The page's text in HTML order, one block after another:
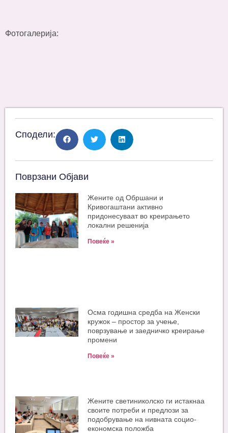
Фотогалерија:
Сподели:
Поврзани Објави
Жените од Обршани и
Кривогаштани активно
придонесуваат во креирањето
локални решенија
Повеќе »
Oсма годишна средба на Женски
кружок – простор за учење,
поврзување и заедничко креирање
промени
Повеќе »
Жените светиниколско ги истакнаа
своите потреби и предлози за
подобрување на нивната социо-
економска положба